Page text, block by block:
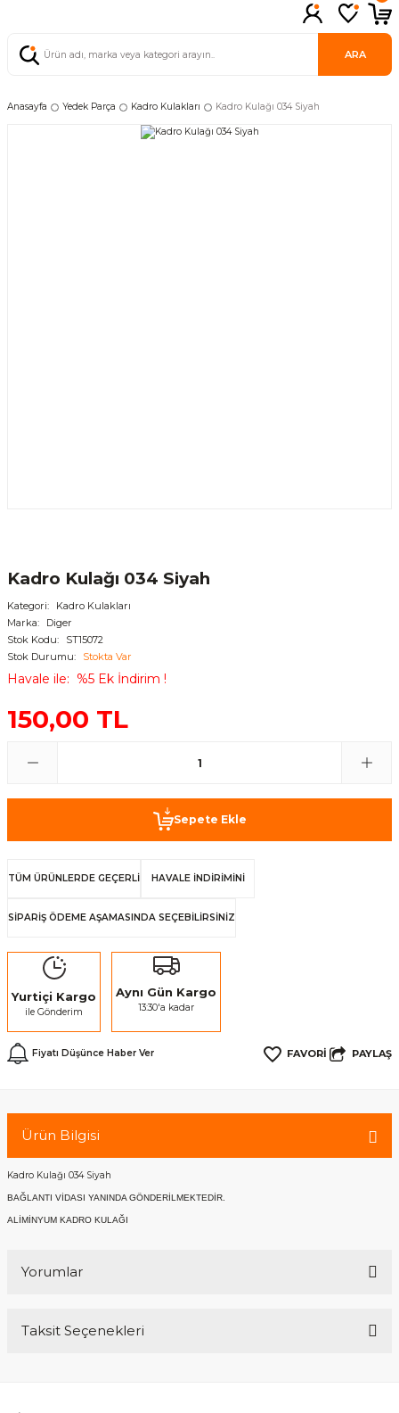
ARA
Anasayfa Yedek Parça Kadro Kulakları Kadro Kulağı 034 Siyah
Kadro Kulağı 034 Siyah
Kategori
Kadro Kulakları
Marka
Diger
Stok Kodu
ST15072
Stok Durumu
Stokta Var
Havale ile %5 Ek İndirim !
150,00 TL
Sepete Ekle
TÜM ÜRÜNLERDE GEÇERLİ HAVALE İNDİRİMİNİ
SİPARİŞ ÖDEME AŞAMASINDA SEÇEBİLİRSİNİZ
Yurtiçi Kargo
ile Gönderim
Aynı Gün Kargo
13:30'a kadar
Fiyatı Düşünce Haber Ver PAYLAŞ
Ürün Bilgisi
Kadro Kulağı 034 Siyah
BAĞLANTI VİDASI YANINDA GÖNDERİLMEKTEDİR.
ALİMİNYUM KADRO KULAĞI
Yorumlar
Taksit Seçenekleri